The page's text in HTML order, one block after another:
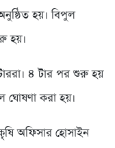
হয়। বিপুল
হয়।
৪ টার পর শুরু হয়
ঘোষণা করা হয়।
অফিসার হোসাইন